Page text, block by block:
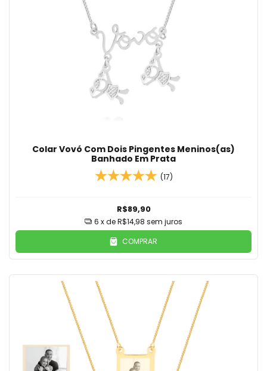
Colar Vovó Com Dois Pingentes Meninos(as)
Banhado Em Prata
(17)
R$89,90
6 x deR$14,98 sem juros
COMPRAR